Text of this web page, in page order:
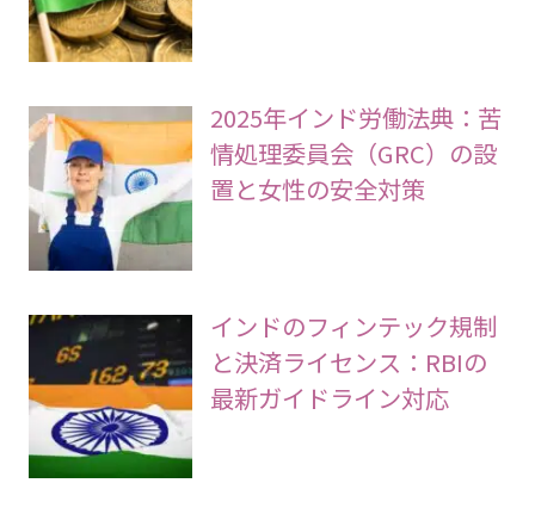
2025年インド労働法典：苦
情処理委員会（GRC）の設
置と女性の安全対策
インドのフィンテック規制
と決済ライセンス：RBIの
最新ガイドライン対応